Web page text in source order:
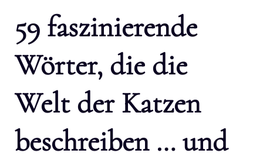
59 faszinierende
Wörter, die die
Welt der Katzen
beschreiben … und